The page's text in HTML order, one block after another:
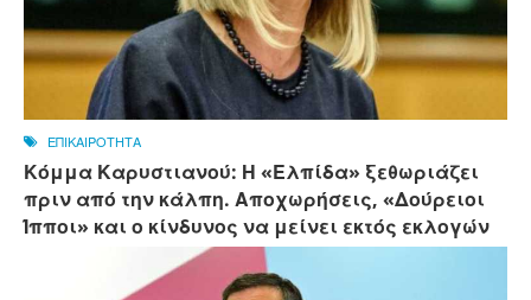
ΕΠΙΚΑΙΡΟΤΗΤΑ
Κόμμα Καρυστιανού: Η «Ελπίδα» ξεθωριάζει
πριν από την κάλπη. Αποχωρήσεις, «Δούρειοι
Ίπποι» και ο κίνδυνος να μείνει εκτός εκλογών